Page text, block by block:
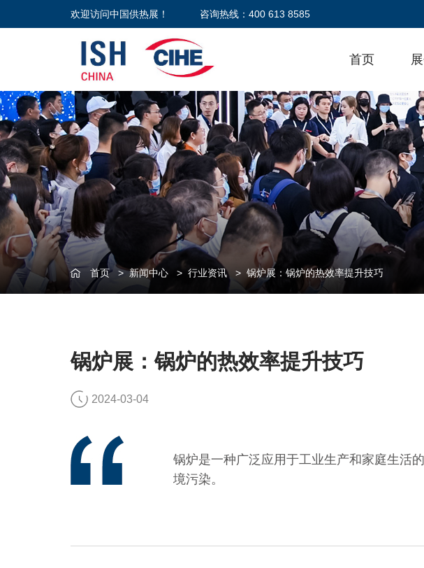
欢迎访问中国供热展！ 咨询热线：400 613 8585
首页
首页>新闻中心> 行业资讯> 锅炉展：锅炉的热效率提升技巧
锅炉展：锅炉的热效率提升技巧
2024-03-04
锅炉是一种广泛应用于工业生产和家庭生活
境污染。